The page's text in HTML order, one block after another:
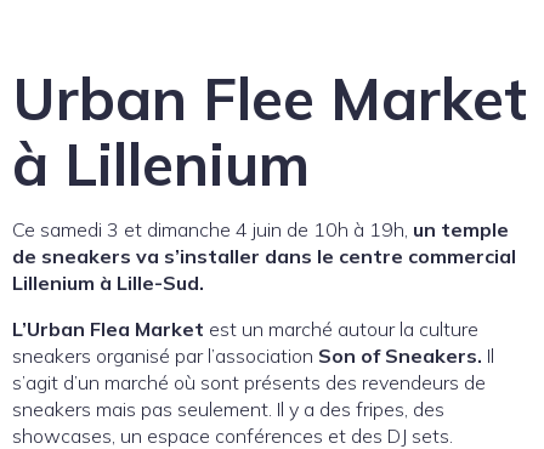
Urban Flee Market
à Lillenium
Ce samedi 3 et dimanche 4 juin de 10h à 19h, un temple
de sneakers va s’installer dans le centre commercial
Lillenium à Lille-Sud.
L’Urban Flea Market est un marché autour la culture
sneakers organisé par l’association Son of Sneakers. Il
s’agit d’un marché où sont présents des revendeurs de
sneakers mais pas seulement. Il y a des fripes, des
showcases, un espace conférences et des DJ sets.